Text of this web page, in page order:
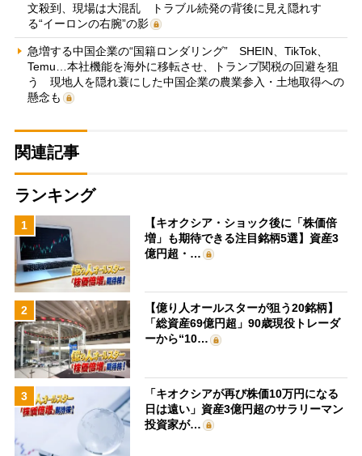
文殺到、現場は大混乱 トラブル続発の背後に見え隠れす
る“イーロンの右腕”の影
急増する中国企業の“国籍ロンダリング” SHEIN、TikTok、
Temu…本社機能を海外に移転させ、トランプ関税の回避を狙
う 現地人を隠れ蓑にした中国企業の農業参入・土地取得への
懸念も
関連記事
ランキング
1
【キオクシア・ショック後に「株価倍
増」も期待できる注目銘柄5選】資産3
億円超・…
2
【億り人オールスターが狙う20銘柄】
「総資産69億円超」90歳現役トレーダ
ーから“10…
3
「キオクシアが再び株価10万円になる
日は遠い」資産3億円超のサラリーマン
投資家が…